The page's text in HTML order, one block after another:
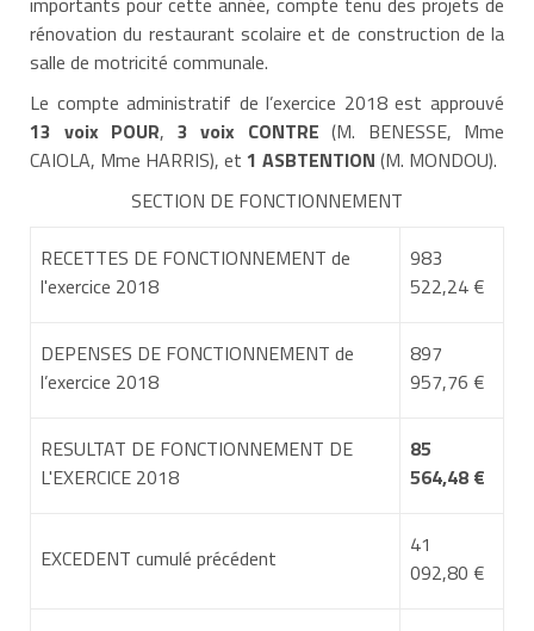
rénovation du restaurant scolaire et de construction de la
salle de motricité communale.
Le compte administratif de l’exercice 2018 est approuvé
13 voix POUR, 3 voix CONTRE (M. BENESSE, Mme
CAIOLA, Mme HARRIS), et 1 ASBTENTION (M. MONDOU).
SECTION DE FONCTIONNEMENT
RECETTES DE FONCTIONNEMENT de
l'exercice 2018
983
522,24 €
DEPENSES DE FONCTIONNEMENT de
l’exercice 2018
897
957,76 €
RESULTAT DE FONCTIONNEMENT DE
L'EXERCICE 2018
85
564,48 €
EXCEDENT cumulé précédent
41
092,80 €